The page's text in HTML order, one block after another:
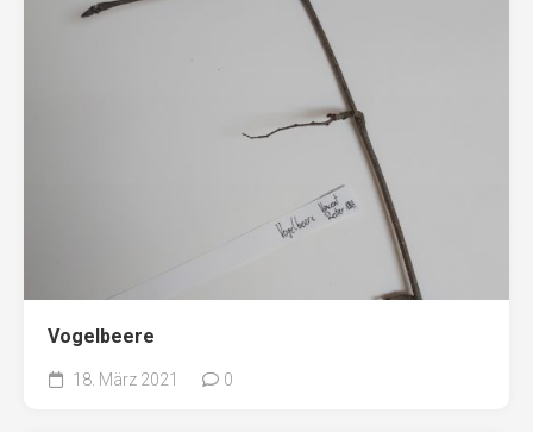
Vogelbeere
18. März 2021 0